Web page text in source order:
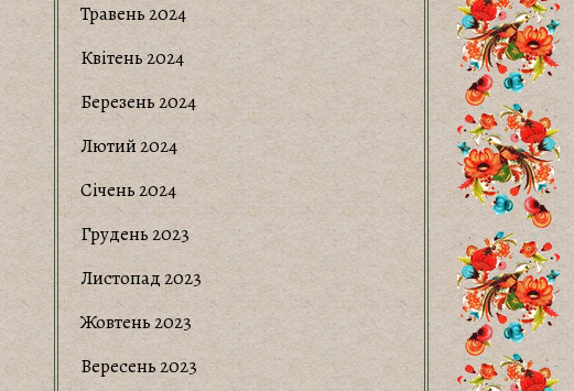
Травень 2024
Квітень 2024
Березень 2024
Лютий 2024
Січень 2024
Грудень 2023
Листопад 2023
Жовтень 2023
Вересень 2023